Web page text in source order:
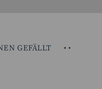
GEFÄLLT • •